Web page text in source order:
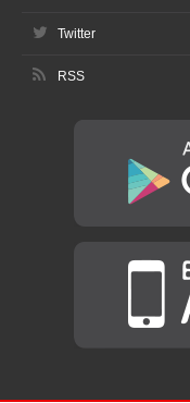
Twitter
RSS